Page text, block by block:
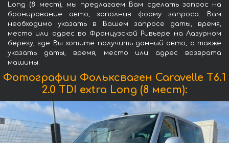
Long (8 мест), мы предлагаем Вам сделать запрос на
бронирование авто, заполнив форму запроса. Вам
необходимо указать в Вашем запросе даты, время,
место или адрес во Французской Ривьере на Лазурном
берегу, где Вы хотите получить данный авто, а также
указать даты, время, место или адрес возврата
машины.
Фотографии Фольксваген Caravelle T6.1
2.0 TDI extra Long (8 мест):